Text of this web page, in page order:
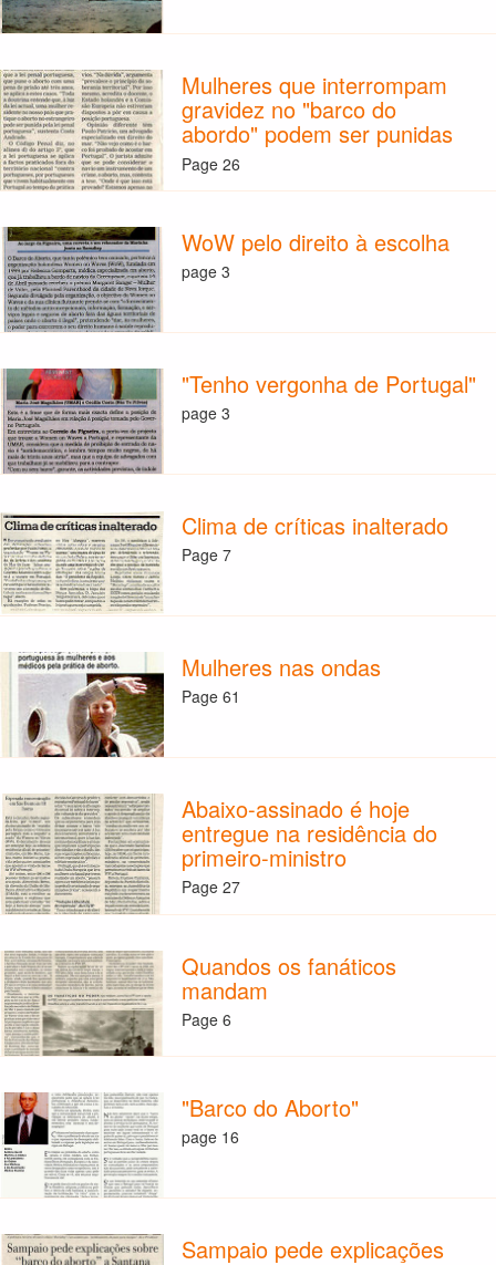
Mulheres que interrompam
gravidez no "barco do
abordo" podem ser punidas
Page 26
WoW pelo direito à escolha
page 3
"Tenho vergonha de Portugal"
page 3
Clima de críticas inalterado
Page 7
Mulheres nas ondas
Page 61
Abaixo-assinado é hoje
entregue na residência do
primeiro-ministro
Page 27
Quandos os fanáticos
mandam
Page 6
"Barco do Aborto"
page 16
Sampaio pede explicações